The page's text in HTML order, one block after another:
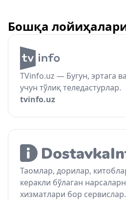
Бошқа
TVinfo.uz — Бугун, эртага
учун тўлиқ теледастурлар.
tvinfo.uz
Таомлар, дорилар,
керакли бўлаган
хизматлари бор сервислар.